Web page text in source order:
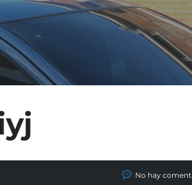
No hay